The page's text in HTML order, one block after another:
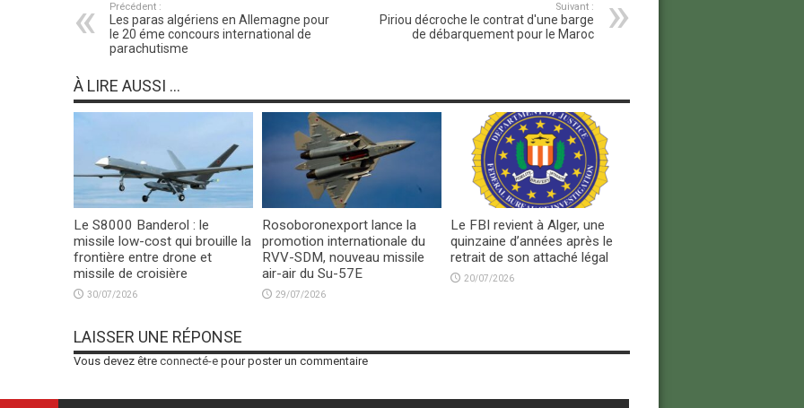
Précédent :
Les paras algériens en Allemagne pour
le 20 éme concours international de
parachutisme
Suivant :
Piriou décroche le contrat d'une barge
de débarquement pour le Maroc
À LIRE AUSSI ...
Le S8000 Banderol : le
missile low-cost qui brouille la
frontière entre drone et
missile de croisière
30/07/2026
Rosoboronexport lance la
promotion internationale du
RVV-SDM, nouveau missile
air-air du Su-57E
29/07/2026
Le FBI revient à Alger, une
quinzaine d’années après le
retrait de son attaché légal
20/07/2026
LAISSER UNE RÉPONSE
Vous devez être connecté-epour poster un commentaire